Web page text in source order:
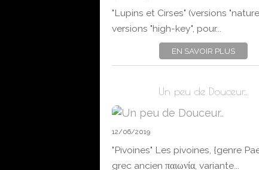
"Lupins et Cirses" (versions
versions "high-key", pour...
EN SAVOIR PLUS
Un peu de Douceur..
12/06/2019
"Pivoines" Les pivoines, {genre
grec ancien παιωνία, variante...